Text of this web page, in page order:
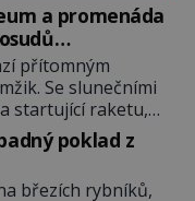
a promenáda
raketoplánů
přítomným
Se slunečními
startující raketu,
vynést kromě
učitelku.
všem
poklad z
březích rybníků,